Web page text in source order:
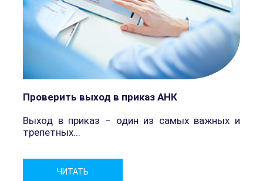
Проверить выход в приказ АНК
Выход в приказ − один из самых важных и
трепетных...
ЧИТАТЬ